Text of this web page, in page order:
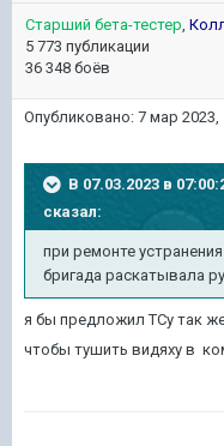
Старший бета-тестер
5 773 публикации
36 348 боёв
Опубликовано: 7 мар 2023,
В 07.03.2023 в
сказал:
при ремонте
бригада раскатывала
я бы предложил ТСу так
чтобы тушить видяху в